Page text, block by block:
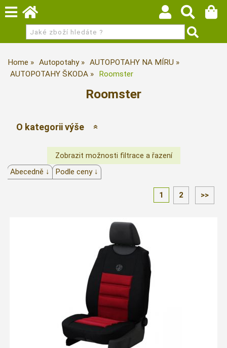
Home Autopotahy
AUTOPOTAHY NA MÍRU
AUTOPOTAHY ŠKODA
Roomster
Roomster
O kategorii výše
Abecedně ↓ Podle ceny ↓
1 2 >>